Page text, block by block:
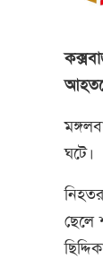
ঘটে।
ছেলে